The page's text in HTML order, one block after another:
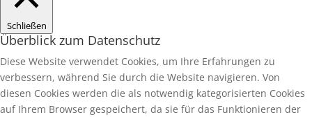
Schließen
Überblick zum Datenschutz
Diese Website verwendet Cookies, um Ihre Erfahrungen zu
verbessern, während Sie durch die Website navigieren. Von
diesen Cookies werden die als notwendig kategorisierten Cookies
auf Ihrem Browser gespeichert, da sie für das Funktionieren der